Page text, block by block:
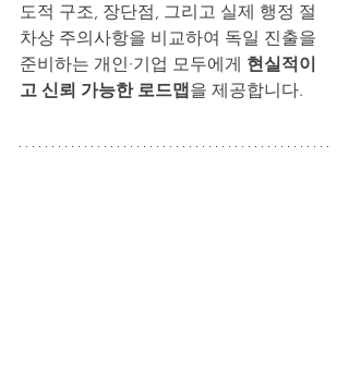
도적 구조, 장단점, 그리고 실제 행정 절
차상 주의사항을 비교하여 독일 진출을
준비하는 개인·기업 모두에게 현실적이
고 신뢰 가능한 로드맵을 제공합니다.